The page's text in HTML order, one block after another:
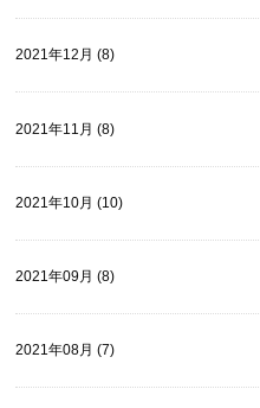
2021年12月 (8)
2021年11月 (8)
2021年10月 (10)
2021年09月 (8)
2021年08月 (7)